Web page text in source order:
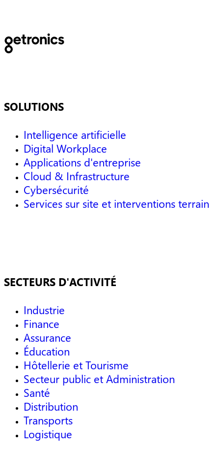
SOLUTIONS
Intelligence artificielle
Digital Workplace
Applications d'entreprise
Cloud & Infrastructure
Cybersécurité
Services sur site et interventions terrain
SECTEURS D'ACTIVITÉ
Industrie
Finance
Assurance
Éducation
Hôtellerie et Tourisme
Secteur public et Administration
Santé
Distribution
Transports
Logistique